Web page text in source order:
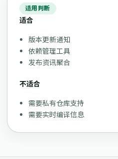
适用判断
适合
版本更新通知
依赖管理工具
发布资讯聚合
不适合
需要私有仓库支持
需要实时编译信息